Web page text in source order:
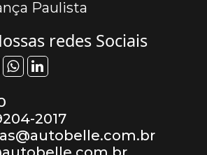
Paulista
redes Sociais
2017